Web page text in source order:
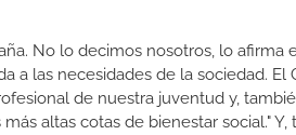
No lo decimos nosotros, lo afirma
a las necesidades de la sociedad. El
de nuestra juventud y,
altas cotas de bienestar social."